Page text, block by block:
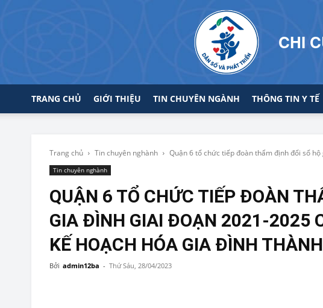
CHI
TRANG CHỦ GIỚI THIỆU TIN CHUYÊN NGÀNH THÔNG TIN Y TẾ
Trang chủ Tin chuyên nghành Quận 6 tổ chức tiếp đoàn thẩm định đổi sổ hộ
Tin chuyên nghành
QUẬN 6 TỔ CHỨC TIẾP ĐOÀN
GIA ĐÌNH GIAI ĐOẠN 2021-2025
KẾ HOẠCH HÓA GIA ĐÌNH
Bởi admin12ba - Thứ Sáu, 28/04/2023